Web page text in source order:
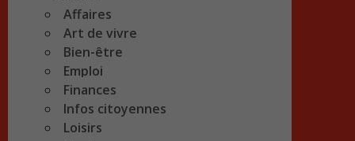
Affaires
Art de vivre
Bien-être
Emploi
Finances
Infos citoyennes
Loisirs